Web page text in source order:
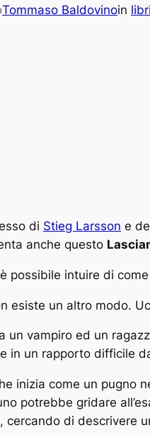
Tommaso Baldovinoin libri
di Stieg Larsson e
anche questo
possibile intuire di
esiste un altro modo.
un vampiro ed un
in un rapporto difficile
inizia come un
potrebbe gridare
cercando di descrivere